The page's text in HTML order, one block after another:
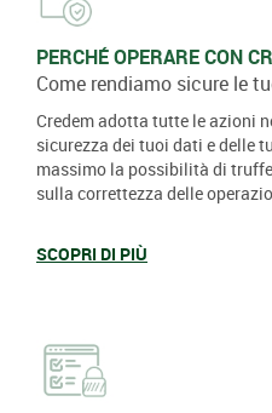
PERCHÉ OPERARE CON
Come rendiamo sicure le
Credem adotta tutte le azioni
sicurezza dei tuoi dati e delle
massimo la possibilità di
sulla correttezza delle
SCOPRI DI PIÙ